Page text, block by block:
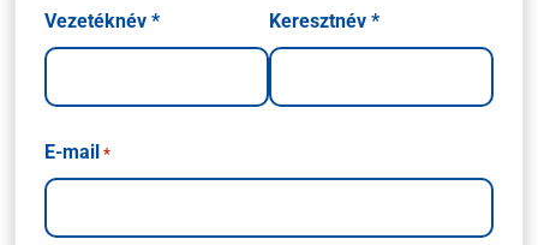
Név
*
Vezetéknév * Keresztnév *
E-mail *